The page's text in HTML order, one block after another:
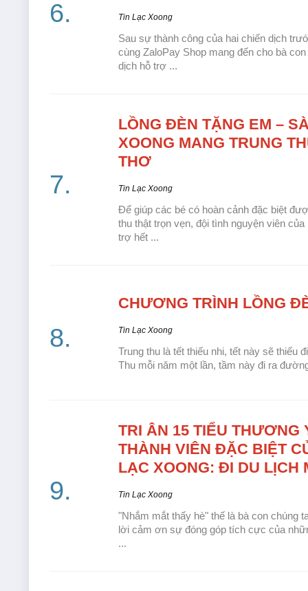
Tin Lạc Xoong
Sau sự thành công của hai chiến dịch
cùng ZaloPay Shop mang đến cho bà
dịch hỗ trợ ...
LỒNG ĐÈN TẶNG EM –
XOONG MANG TRUNG
THƠ
Tin Lạc Xoong
Để giúp các bé có hoàn cảnh đặc biệt
thu thật trọn vẹn, đội tình nguyện viên
trợ hết ...
CHƯƠNG TRÌNH LỒNG
Tin Lạc Xoong
Trung thu là tết thiếu nhi, tết này sẽ thiếu
Thu mỗi năm một lần, tầm này đi ra
TRI ÂN 15 TIỂU THƯƠNG
THÀNH VIÊN ĐẶC BIỆT
LẠC XOONG: ĐI DU LỊCH
Tin Lạc Xoong
"Nhắm mắt thấy hè" thế là bà con chúng
lời cảm ơn sự đóng góp tích cực của
...